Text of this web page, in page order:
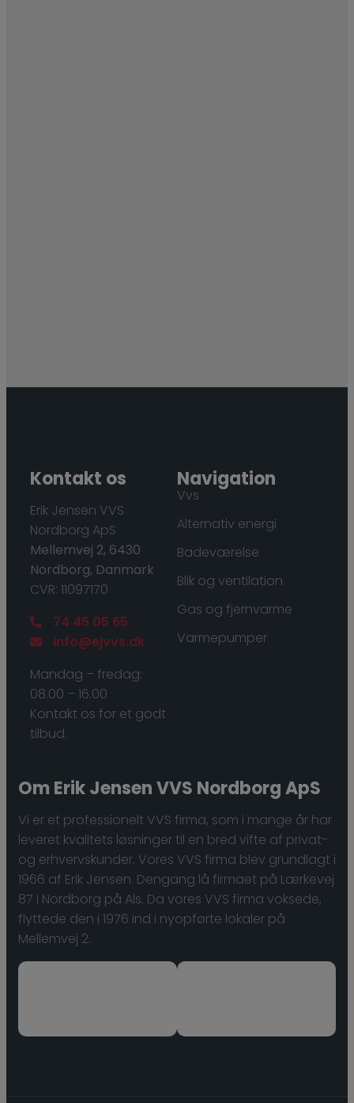
Om ​Erik Jensen VVS Nordborg ApS
Vi er et professionelt VVS firma, som i mange år har
leveret kvalitets løsninger til en bred vifte af privat-
og erhvervskunder. ​Vores VVS firma blev grundlagt i
1966 af Erik Jensen. Dengang lå firmaet på Lærkevej
87 i Nordborg på Als. Da vores VVS firma voksede,
flyttede den i 1976 ind i nyopførte lokaler på
Mellemvej 2.
Navigation
Vvs
Alternativ energi
Badeværelse
Blik og ventilation
Gas og fjernvarme
Varmepumper
Kontakt os
​Erik Jensen VVS
Nordborg ApS
Mellemvej 2, 6430
Nordborg, Danmark
CVR: 11097170
74 45 05 65
info@ejvvs.dk
Mandag – fredag:
08.00 – 16.00
Kontakt os for et godt
tilbud.